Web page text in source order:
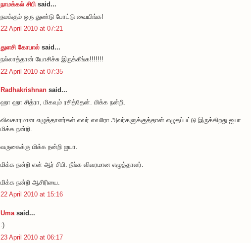
நாமக்கல் சிபி said...
நமக்கும் ஒரு துண்டு போட்டு வையிங்க!
22 April 2010 at 07:21
துளசி கோபால் said...
நல்லாத்தான் யோசிச்சு இருக்கீங்க!!!!!!!
22 April 2010 at 07:35
Radhakrishnan said...
ஹா ஹா சித்ரா, மிகவும் ரசித்தேன். மிக்க நன்றி.
விவகாரமான எழுத்தாளர்கள் எவர் எவரோ அவர்களுக்குத்தான் எழுதப்பட்டு இருக்கிறது ஐயா.
மிக்க நன்றி.
வருகைக்கு மிக்க நன்றி ஐயா.
மிக்க நன்றி என் ஆர் சிபி. நீங்க விவரமான எழுத்தாளர்.
மிக்க நன்றி ஆசிரியை.
22 April 2010 at 15:16
Uma said...
:)
23 April 2010 at 06:17